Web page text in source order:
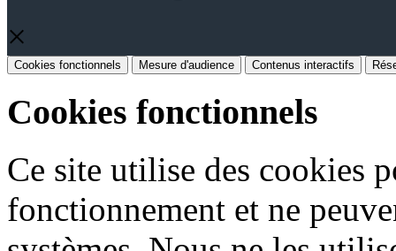
×
Cookies fonctionnels Mesure d'audience Contenus interactifs
Cookies fonctionnels
Ce site utilise des cookies
fonctionnement et ne